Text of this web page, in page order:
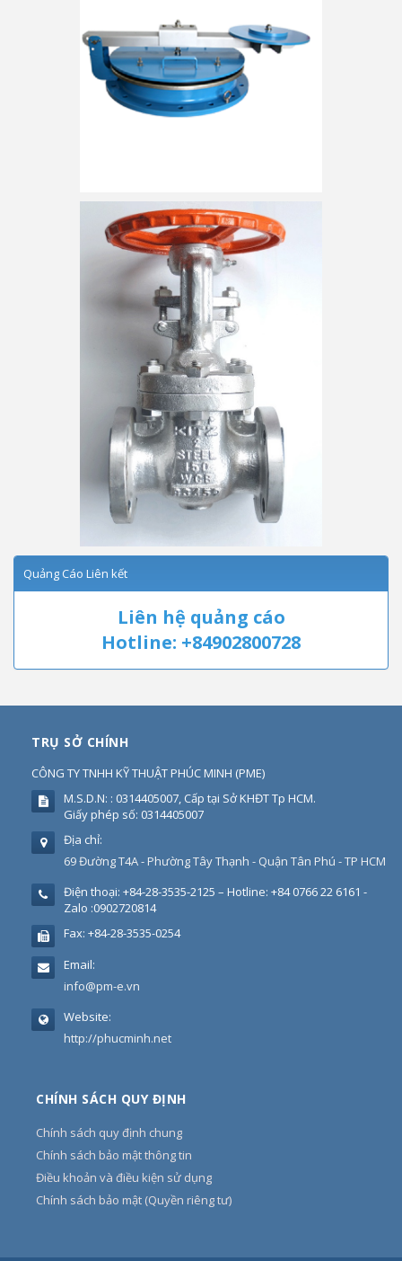
Quảng Cáo Liên kết
Liên hệ quảng cáo
Hotline: +84902800728
TRỤ SỞ CHÍNH
CÔNG TY TNHH KỸ THUẬT PHÚC MINH (PME)
M.S.D.N: : 0314405007, Cấp tại Sở KHĐT Tp HCM.
Giấy phép số: 0314405007
Địa chỉ:
69 Đường T4A - Phường Tây Thạnh - Quận Tân Phú - TP HCM
Điện thoại: +84-28-3535-2125 – Hotline: +84 0766 22 6161 -
Zalo :0902720814
Fax: +84-28-3535-0254
Email:
info@pm-e.vn
Website:
http://phucminh.net
CHÍNH SÁCH QUY ĐỊNH
Chính sách quy định chung
Chính sách bảo mật thông tin
Điều khoản và điều kiện sử dụng
Chính sách bảo mật (Quyền riêng tư)